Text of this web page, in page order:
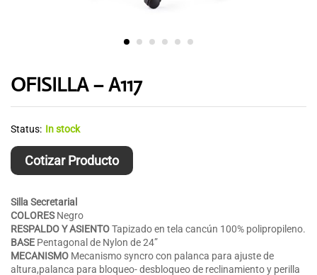
OFISILLA – A117
Status: In stock
Cotizar Producto
Silla Secretarial
COLORESNegro
RESPALDO YASIENTOTapizado en tela cancún 100% polipropileno.
BASE Pentagonal de Nylon de 24”
MECANISMO Mecanismo syncro con palanca para ajuste de
altura,palanca para bloqueo- desbloqueo de reclinamiento y perilla